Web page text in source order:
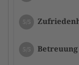
Rebound-Ace
Sanitäre
super Zustand.
5/5
5/5